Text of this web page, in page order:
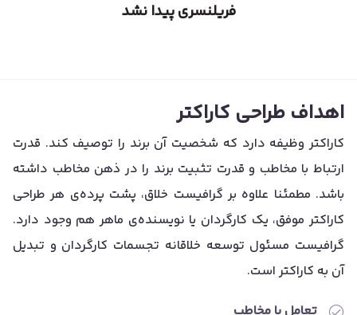
فریلنسری پیدا نشد
اهداف طراحی کاراکتر
کاراکتر وظیفه دارد که شخصیت آن برند را توصیف کند. قدرت
ارتباط با مخاطب و قدرت تثبیت برند را در ذهن مخاطب داشته
باشد. مطمئنا علاوه بر گرافیست خلاق، پشت پرده‌ی هر طراحی
کاراکتر موفق، یک کارگردان یا نویسنده‌ی ماهر هم وجود دارد.
گرافیست مسئول توسعه خلاقانه تجسمات کارگردان و تبدیل
آن به کاراکتر است.